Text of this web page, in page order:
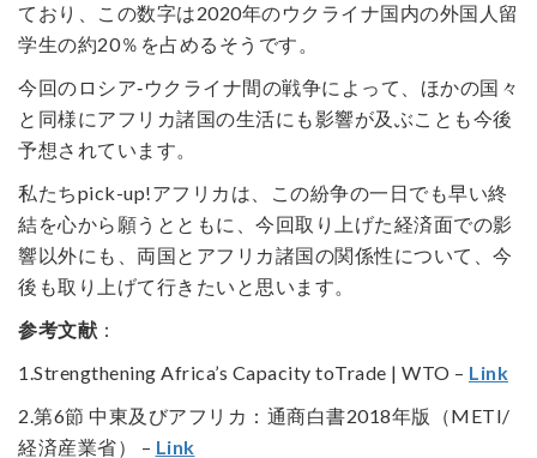
ており、この数字は2020年のウクライナ国内の外国人留
学生の約20％を占めるそうです。
今回のロシア‐ウクライナ間の戦争によって、ほかの国々
と同様にアフリカ諸国の生活にも影響が及ぶことも今後
予想されています。
私たちpick-up!アフリカは、この紛争の一日でも早い終
結を心から願うとともに、今回取り上げた経済面での影
響以外にも、両国とアフリカ諸国の関係性について、今
後も取り上げて行きたいと思います。
参考文献 ：
1.Strengthening Africa’s Capacity toTrade | WTO – Link
2.第6節 中東及びアフリカ：通商白書2018年版（METI/
経済産業省） – Link